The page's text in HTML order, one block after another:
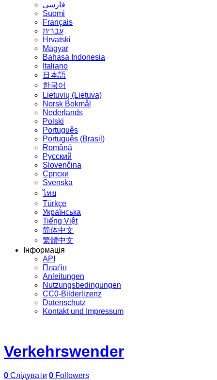
فارسی
Suomi
Français
עברית
Hrvatski
Magyar
Bahasa Indonesia
Italiano
日本語
한국어
Lietuvių (Lietuva)
‪Norsk Bokmål‬
Nederlands
Polski
Português
Português (Brasil)
Română
Русский
Slovenčina
Српски
Svenska
ไทย
Türkçe
Українська
Tiếng Việt
简体中文
繁體中文
Інформація
API
Плаґін
Anleitungen
Nutzungsbedingungen
CC0-Bilderlizenz
Datenschutz
Kontakt und Impressum
Verkehrswender
0 Слідувати 0 Followers